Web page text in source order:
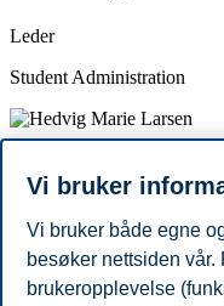
Leder
Student Administration
fra
Beredskap
Kontakt oss
Campus:
Vi bruker
Vi bruker både egne
besøker nettsiden vår.
brukeropplevelse